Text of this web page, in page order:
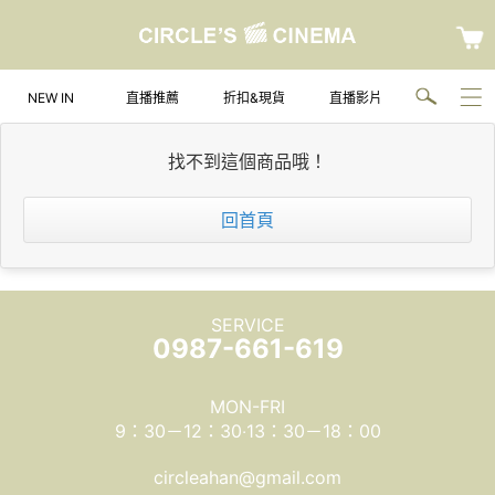
NEW IN 直播推薦 折扣&現貨 直播影片
找不到這個商品哦！
回首頁
SERVICE
0987-661-619
MON-FRI
9：30－12：30‧13：30－18：00
circleahan@gmail.com